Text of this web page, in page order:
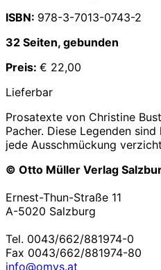
ISBN: 978-3-7013-0743-2
32 Seiten, gebunden
Preis: € 22,00
Lieferbar
Prosatexte von Christine
Pacher. Diese Legenden
jede Ausschmückung
© Otto Müller Verlag
Ernest-Thun-Straße 11
A-5020 Salzburg
Tel. 0043/662/881974-0
Fax 0043/662/881974-80
info@omvs.at